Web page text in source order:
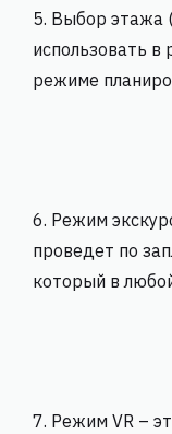
5. Выбор этажа
использовать
режиме
6. Режим
проведет по
который в
7. Режим VR –